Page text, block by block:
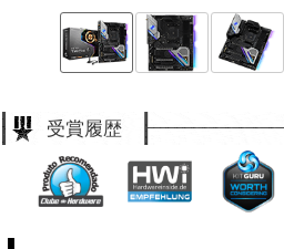
受賞履歴